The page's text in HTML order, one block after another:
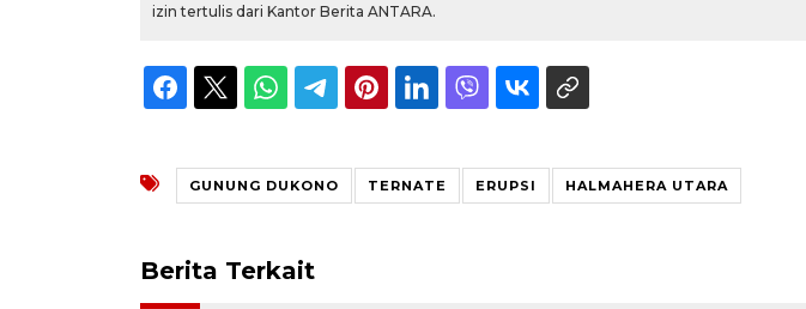
izin tertulis dari Kantor Berita ANTARA.
GUNUNG DUKONO TERNATE ERUPSI HALMAHERA UTARA
Berita Terkait